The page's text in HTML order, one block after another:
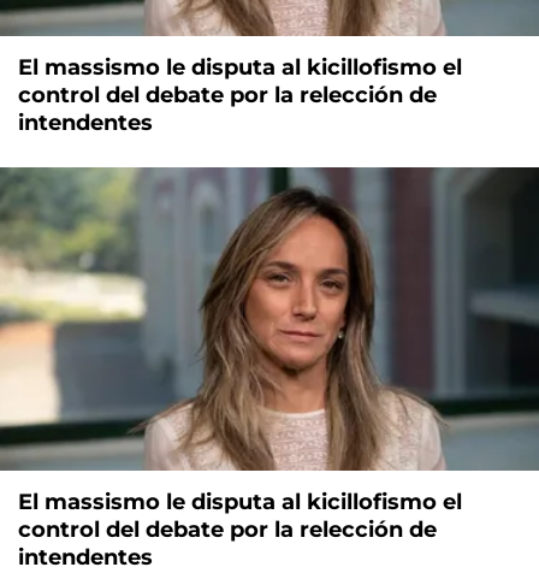
El massismo le disputa al kicillofismo el
control del debate por la relección de
intendentes
El massismo le disputa al kicillofismo el
control del debate por la relección de
intendentes